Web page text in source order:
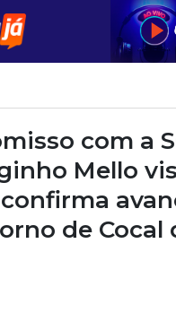
com a
Mello
de Cocal